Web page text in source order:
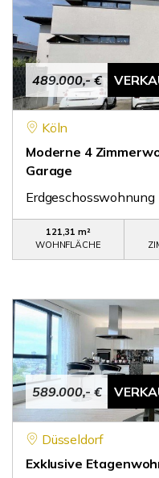
489.000,- €
Köln
Moderne 4
Garage
Erdgeschosswohnung
121,31 m²
WOHNFLÄCHE
589.000,- €
Düsseldorf
Exklusive